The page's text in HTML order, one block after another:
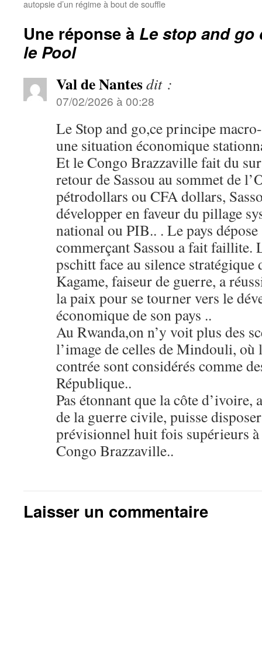
autopsie d’un régime à bout de souffle
Une réponse à Le stop and go
le Pool
Val de Nantesdit :
07/02/2026 à 00:28
Le Stop and go,ce principe
une situation économique
Et le Congo Brazzaville fait du
retour de Sassou au sommet de
pétrodollars ou CFA dollars,
développer en faveur du pillage
national ou PIB.. . Le pays
commerçant Sassou a fait
pschitt face au silence stratégique
Kagame, faiseur de guerre, a
la paix pour se tourner vers le
économique de son pays ..
Au Rwanda,on n’y voit plus des
l’image de celles de Mindouli, où
contrée sont considérés comme
République..
Pas étonnant que la côte d’ivoire,
de la guerre civile, puisse
prévisionnel huit fois supérieurs
Congo Brazzaville..
Laisser un commentaire